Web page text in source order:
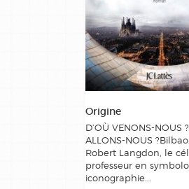
Origine
D’OÙ VENONS-NOUS
ALLONS-NOUS
Robert Langdon, le
professeur en
iconographie...